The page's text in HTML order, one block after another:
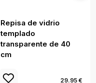
Repisa de vidrio
templado
transparente de 40
cm
29.95 €